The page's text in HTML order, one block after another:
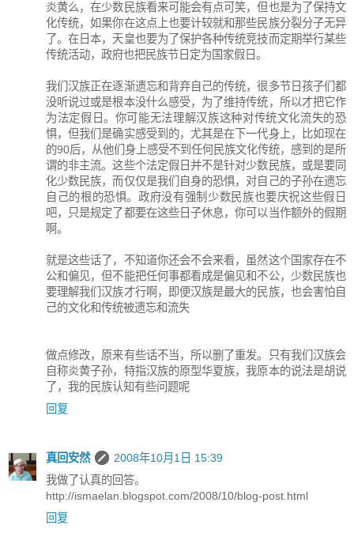
炎黄么，在少数民族看来可能会有点可笑，但也是为了保持文
化传统，如果你在这点上也要计较就和那些民族分裂分子无异
了。在日本，天皇也要为了保护各种传统竞技而定期举行某些
传统活动，政府也把民族节日定为国家假日。
我们汉族正在逐渐遗忘和背弃自己的传统，很多节日孩子们都
没听说过或是根本没什么感受，为了维持传统，所以才把它作
为法定假日。你可能无法理解汉族这种对传统文化流失的恐
惧，但我们是确实感受到的，尤其是在下一代身上，比如现在
的90后，从他们身上感受不到任何民族文化传统，感到的是所
谓的非主流。这些个法定假日并不是针对少数民族，或是要同
化少数民族，而仅仅是我们自身的恐惧，对自己的子孙在遗忘
自己的根的恐惧。政府没有强制少数民族也要庆祝这些假日
吧，只是规定了都要在这些日子休息，你可以当作额外的假期
啊。
就是这些话了，不知道你还会不会来看，虽然这个国家存在不
公和偏见，但不能把任何事都看成是偏见和不公，少数民族也
要理解我们汉族才行啊，即便汉族是最大的民族，也会害怕自
己的文化和传统被遗忘和流失
做点修改，原来有些话不当，所以删了重发。只有我们汉族会
自称炎黄子孙，特指汉族的原型华夏族，我原本的说法是胡说
了，我的民族认知有些问题呢
回复
真回安然
2008年10月1日 15:39
我做了认真的回答。
http://ismaelan.blogspot.com/2008/10/blog-post.html
回复